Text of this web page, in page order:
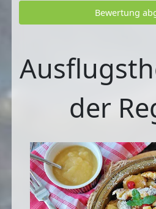
Bewertung
der